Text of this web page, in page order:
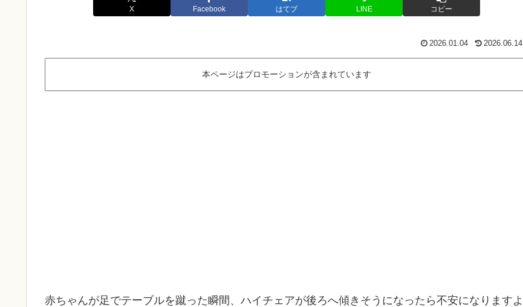
X Facebook はてブ LINE コピー
2026.01.04 2026.06.14
本ページはプロモーションが含まれています
赤ちゃんが足でテーブルを蹴った瞬間、ハイチェアが後ろへ傾きそうになったら不安になりますよ